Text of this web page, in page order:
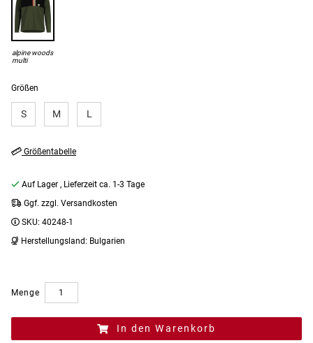
Größen
S M L
alpine woods
multi
Größentabelle
Auf Lager , Lieferzeit ca. 1-3 Tage
Ggf. zzgl. Versandkosten
SKU: 40248-1
Herstellungsland: Bulgarien
Menge
In den Warenkorb